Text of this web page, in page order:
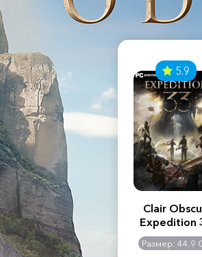
2:
-
GB
Assassin's Creed
Shadows
Размер: 117 GB
5.9
Clair
Expedition
Размер: 44.9